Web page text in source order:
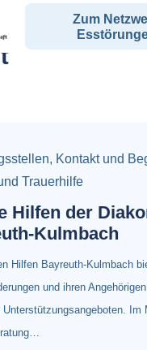
Zum
zum Schlagwort:
, Kontakt und
Trauerhilfe
Hilfen der
Kulmbach
Hilfen Bayreuth-Kulmbach
und ihren
Unterstützungsangeboten. Im